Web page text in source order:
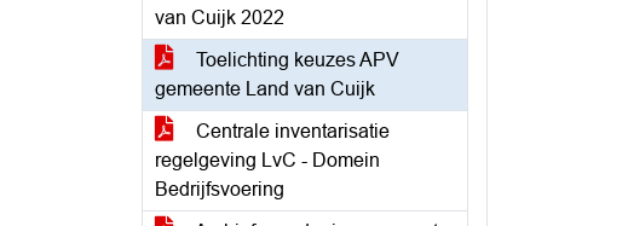
van Cuijk 2022
Toelichting keuzes APV
gemeente Land van Cuijk
Centrale inventarisatie
regelgeving LvC - Domein
Bedrijfsvoering